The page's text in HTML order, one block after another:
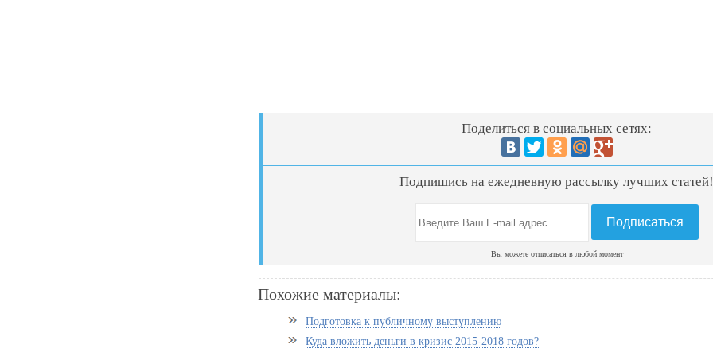
Поделиться в социальных сетях:
Подпишись на ежедневную рассылку лучших
Вы можете отписаться в любой момент
Похожие материалы:
Подготовка к публичному выступлению
Куда вложить деньги в кризис 2015-2018 годов?